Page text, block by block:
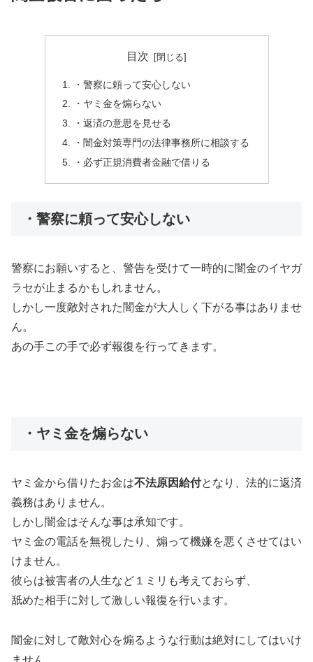
目次
・警察に頼って安心しない
・ヤミ金を煽らない
・返済の意思を見せる
・闇金対策専門の法律事務所に相談する
・必ず正規消費者金融で借りる
・警察に頼って安心しない
警察にお願いすると、警告を受けて一時的に闇金のイヤガ
ラセが止まるかもしれません。
しかし一度敵対された闇金が大人しく下がる事はありませ
ん。
あの手この手で必ず報復を行ってきます。
・ヤミ金を煽らない
ヤミ金から借りたお金は不法原因給付となり、法的に返済
義務はありません。
しかし闇金はそんな事は承知です。
ヤミ金の電話を無視したり、煽って機嫌を悪くさせてはい
けません。
彼らは被害者の人生など１ミリも考えておらず、
舐めた相手に対して激しい報復を行います。
闇金に対して敵対心を煽るような行動は絶対にしてはいけ